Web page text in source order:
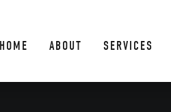
HOME ABOUT SERVICES